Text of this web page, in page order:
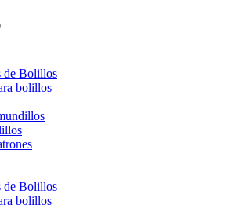
de Bolillos
bolillos
de Bolillos
bolillos